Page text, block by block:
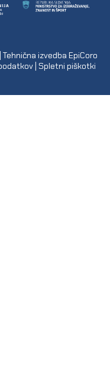
| Tehnična izvedba EpiCoro
| Spletni piškotki